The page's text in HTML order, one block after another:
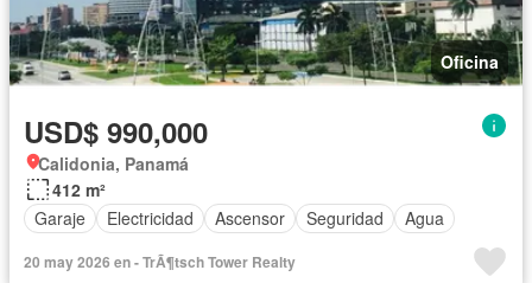
Oficina
USD$ 990,000
Calidonia, Panamá
412 m²
Garaje
Electricidad Ascensor Seguridad Agua
20 may 2026 en - TrÃ¶tsch Tower Realty